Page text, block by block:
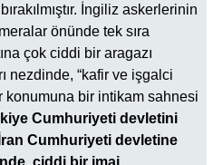
İngiliz askerlerinin
önünde tek sıra
çok ciddi bir aragazı
nezdinde, “kafir ve işgalci
konumuna bir intikam sahnesi
Cumhuriyeti devletini
Cumhuriyeti devletine
ciddi bir imaj